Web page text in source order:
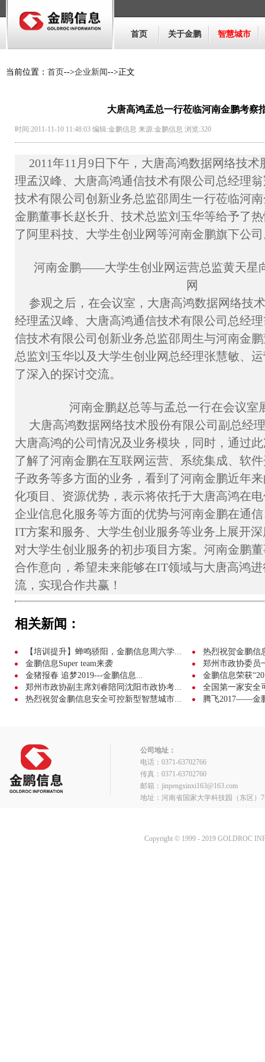
首页 关于金鹏 智慧城市
当前位置： 首页-->企业新闻-->正文
大唐高鸿孟总一行莅临河南金鹏考察
时间:2011-11-10 11:48:03 编辑:金鹏信息 来源:金鹏信息 浏览:320
2011年11月9日下午，大唐高鸿数据网络技
理孟汉峰、大唐高鸿通信技术有限公司总经理
技术有限公司创新业务总监邵周生一行莅临河
金鹏董事长赵长升、技术总监刘玉华等给予了
了阿里科技、大学生创业网等河南金鹏旗下公
河南金鹏——大学生创业网运营总监黄天星
网
参观之后，在会议室，大唐高鸿数据网络技
经理孟汉峰、大唐高鸿通信技术有限公司总经
信技术有限公司创新业务总监邵周生与河南金
总监刘玉华以及大学生创业网总经理张慧敏、
了深入的探讨交流。
河南金鹏赵总等与孟总一行在会议室
大唐高鸿数据网络技术股份有限公司副总经
大唐高鸿的公司情况及业务模块，同时，通过
了解了河南金鹏在互联网运营、系统集成、软
子政务等多方面的业务，看到了河南金鹏近年
化项目、资源优势，表示将依托于大唐高鸿在
企业信息化服务等方面的优势与河南金鹏在通
IT方案和服务、大学生创业服务等业务上展开
对大学生创业服务的初步项目方案。河南金鹏
合作意向，希望未来能够在IT领域与大唐高鸿
流，实现合作共赢！
相关新闻：
【培训提升】蝉鸣骄阳，金鹏信息周六学...
热烈祝贺金鹏信
金鹏信息Super team来袭
郑州市政协委员
金猪报春 追梦2019---金鹏信息...
金鹏信息荣获
郑州市政协副主席刘睿陪同沈阳市政协考...
全国第一家安全
热烈祝贺金鹏信息安全可控新型智慧城市...
腾飞2017——金
公司地址：
电话：0371-63702766
传真：0371-63702760
邮箱：jinpengxinxi163@163.com
地址：河南省国家大学科技园（东区）
Copyright © 1999 - 2019 GOLDROC